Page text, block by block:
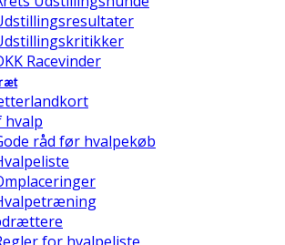
Racevinder
hvalp
råd før hvalpekøb